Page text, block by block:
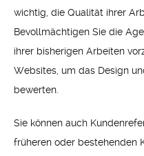
wichtig, die Qualität ihrer
Bevollmächtigen Sie die
ihrer bisherigen Arbeiten
Websites, um das Design
bewerten.
Sie können auch
früheren oder bestehenden